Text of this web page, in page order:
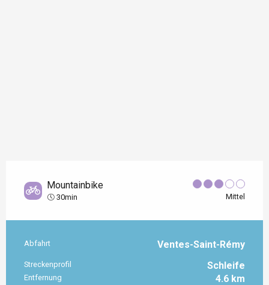
Mountainbike
30min Mittel
Praktische Informationen
Abfahrt Ventes-Saint-Rémy
Streckenprofil Schleife
Entfernung 4.6 km